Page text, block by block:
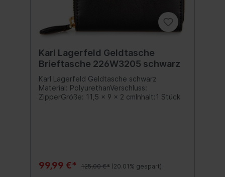
Karl Lagerfeld Geldtasche
Brieftasche 226W3205 schwarz
Karl Lagerfeld Geldtasche schwarz
Material: PolyurethanVerschluss:
ZipperGröße: 11,5 x 9 x 2 cmInhalt:1 Stück
99,99 €* 125,00 €* (20.01% gespart)